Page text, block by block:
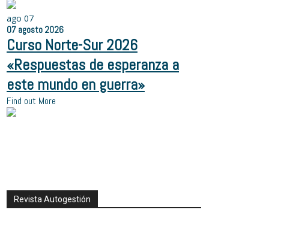
ago 07
07 agosto 2026
Curso Norte-Sur 2026
«Respuestas de esperanza a
este mundo en guerra»
Find out More
Revista Autogestión